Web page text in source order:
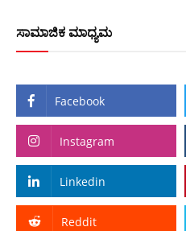
ಸಾಮಾಜಿಕ ಮಾಧ್ಯಮ
Facebook
Instagram
Linkedin
Reddit